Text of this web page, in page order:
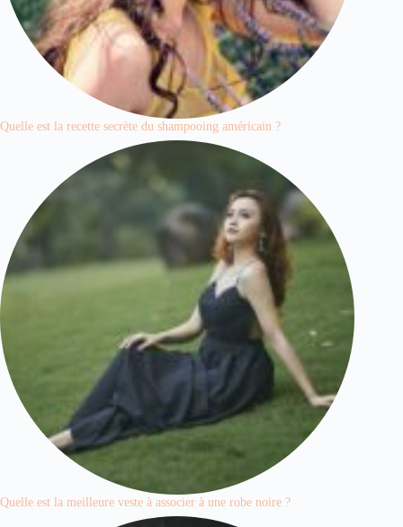
Quelle est la recette secrète du shampooing américain ?
Quelle est la meilleure veste à associer à une robe noire ?